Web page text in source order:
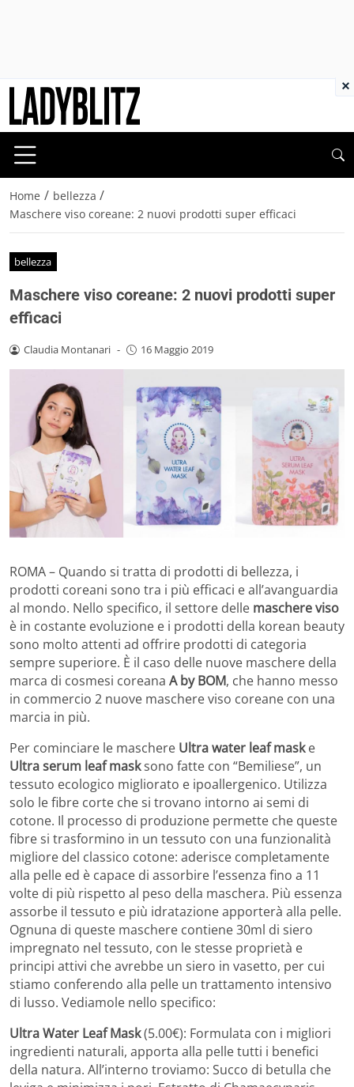
Home / bellezza /
Maschere viso coreane: 2 nuovi prodotti super efficaci
bellezza
Maschere viso coreane: 2 nuovi prodotti super
efficaci
Claudia Montanari - 16 Maggio 2019
ROMA – Quando si tratta di prodotti di bellezza, i
prodotti coreani sono tra i più efficaci e all’avanguardia
al mondo. Nello specifico, il settore delle maschere viso
è in costante evoluzione e i prodotti della korean beauty
sono molto attenti ad offrire prodotti di categoria
sempre superiore. È il caso delle nuove maschere della
marca di cosmesi coreana A by BOM, che hanno messo
in commercio 2 nuove maschere viso coreane con una
marcia in più.
Per cominciare le maschere Ultra water leaf maske
Ultra serum leaf masksono fatte con “Bemiliese”, un
tessuto ecologico migliorato e ipoallergenico. Utilizza
solo le fibre corte che si trovano intorno ai semi di
cotone. Il processo di produzione permette che queste
fibre si trasformino in un tessuto con una funzionalità
migliore del classico cotone: aderisce completamente
alla pelle ed è capace di assorbire l’essenza fino a 11
volte di più rispetto al peso della maschera. Più essenza
assorbe il tessuto e più idratazione apporterà alla pelle.
Ognuna di queste maschere contiene 30ml di siero
impregnato nel tessuto, con le stesse proprietà e
principi attivi che avrebbe un siero in vasetto, per cui
stiamo conferendo alla pelle un trattamento intensivo
di lusso. Vediamole nello specifico:
Ultra Water Leaf Mask(5.00€): Formulata con i migliori
ingredienti naturali, apporta alla pelle tutti i benefici
della natura. All’interno troviamo: Succo di betulla che
×